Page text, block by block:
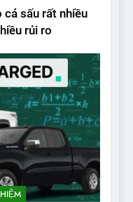
cá sấu rất nhiều
rủi ro
đường thực tế